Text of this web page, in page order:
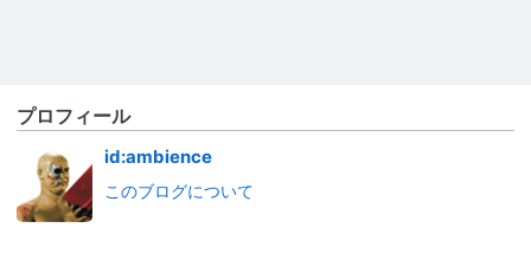
プロフィール
id:ambience
このブログについて